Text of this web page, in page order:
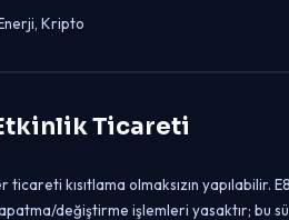
Kripto
Ticareti
ticareti kısıtlama olmaksızın
değiştirme işlemleri yasaktır; bu